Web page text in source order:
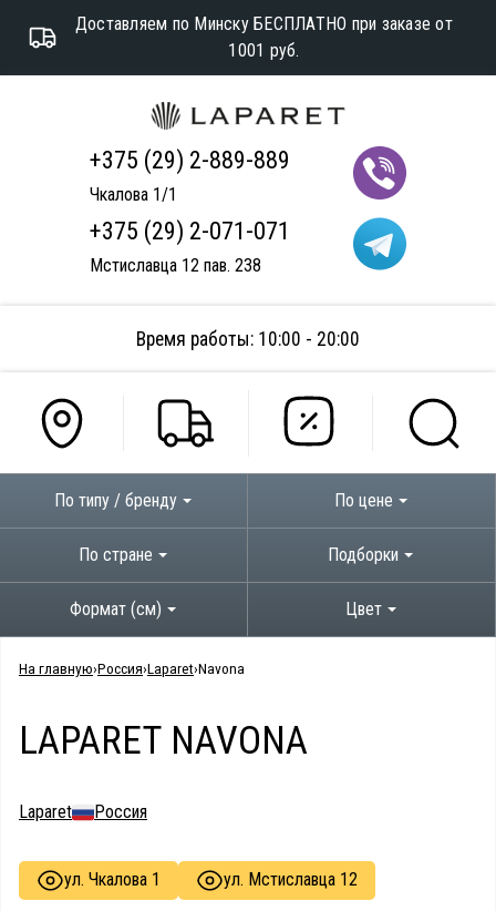
Доставляем по Минску БЕСПЛАТНО при заказе от
1001 руб.
+375 (29) 2-889-889
Чкалова 1/1
+375 (29) 2-071-071
Мстиславца 12 пав. 238
Время работы: 10:00 - 20:00
По типу / бренду По цене
По стране Подборки
Формат (см) Цвет
На главную Россия Laparet Navona
LAPARET NAVONA
Laparet Россия
ул. Чкалова 1 ул. Мстиславца 12